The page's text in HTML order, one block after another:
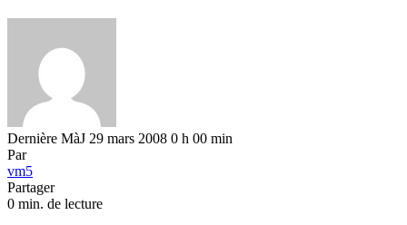
Dernière MàJ 29 mars 2008 0 h 00 min
Par
vm5
Partager
0 min. de lecture